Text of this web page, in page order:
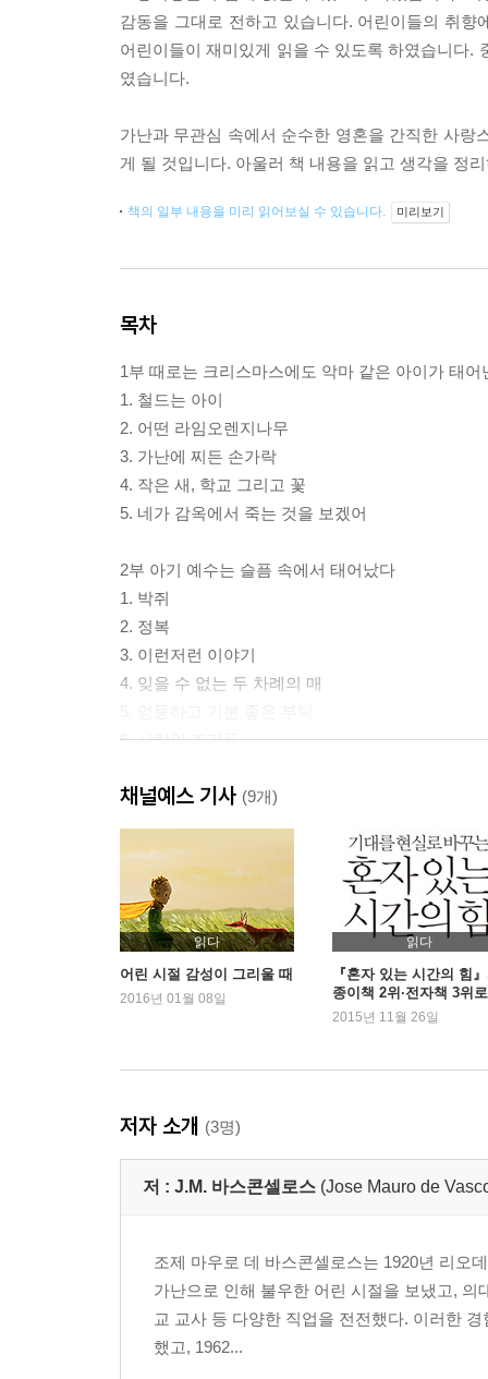
감동을 그대로 전하고 있습니다. 어린이들의 취
어린이들이 재미있게 읽을 수 있도록 하였습니다.
였습니다.
가난과 무관심 속에서 순수한 영혼을 간직한 사
게 될 것입니다. 아울러 책 내용을 읽고 생각을 정
책의 일부 내용을 미리 읽어보실 수 있습니다. 미리보기
목차
1부 때로는 크리스마스에도 악마 같은 아이가 태어
1. 철드는 아이
2. 어떤 라임오렌지나무
3. 가난에 찌든 손가락
4. 작은 새, 학교 그리고 꽃
5. 네가 감옥에서 죽는 것을 보겠어
2부 아기 예수는 슬픔 속에서 태어났다
1. 박쥐
2. 정복
3. 이런저런 이야기
4. 잊을 수 없는 두 차례의 매
6. 사랑의 조각들
8. 늙어 가는 나무들
9. 마지막 고백
옮기고 나서
사고력 쑥쑥 논술이 술술
채널예스 기사 (9개)
읽다
어린 시절 감성이 그리울 때
2016년 01월 08일
읽다
『혼자 있는 시간의 힘
종이책 2위·전자책 3위
시 인기
2015년 11월 26일
저자 소개 (3명)
저 : J.M. 바스콘셀로스 (Jose Mauro de
조제 마우로 데 바스콘셀로스는 1920년 리오
가난으로 인해 불우한 어린 시절을 보냈고,
교 교사 등 다양한 직업을 전전했다. 이러한
했고, 1962...